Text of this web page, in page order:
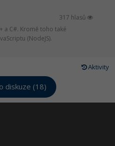
317 hlasů
a C#. Kromě toho také
(NodeJS).
Aktivity
diskuze (18)